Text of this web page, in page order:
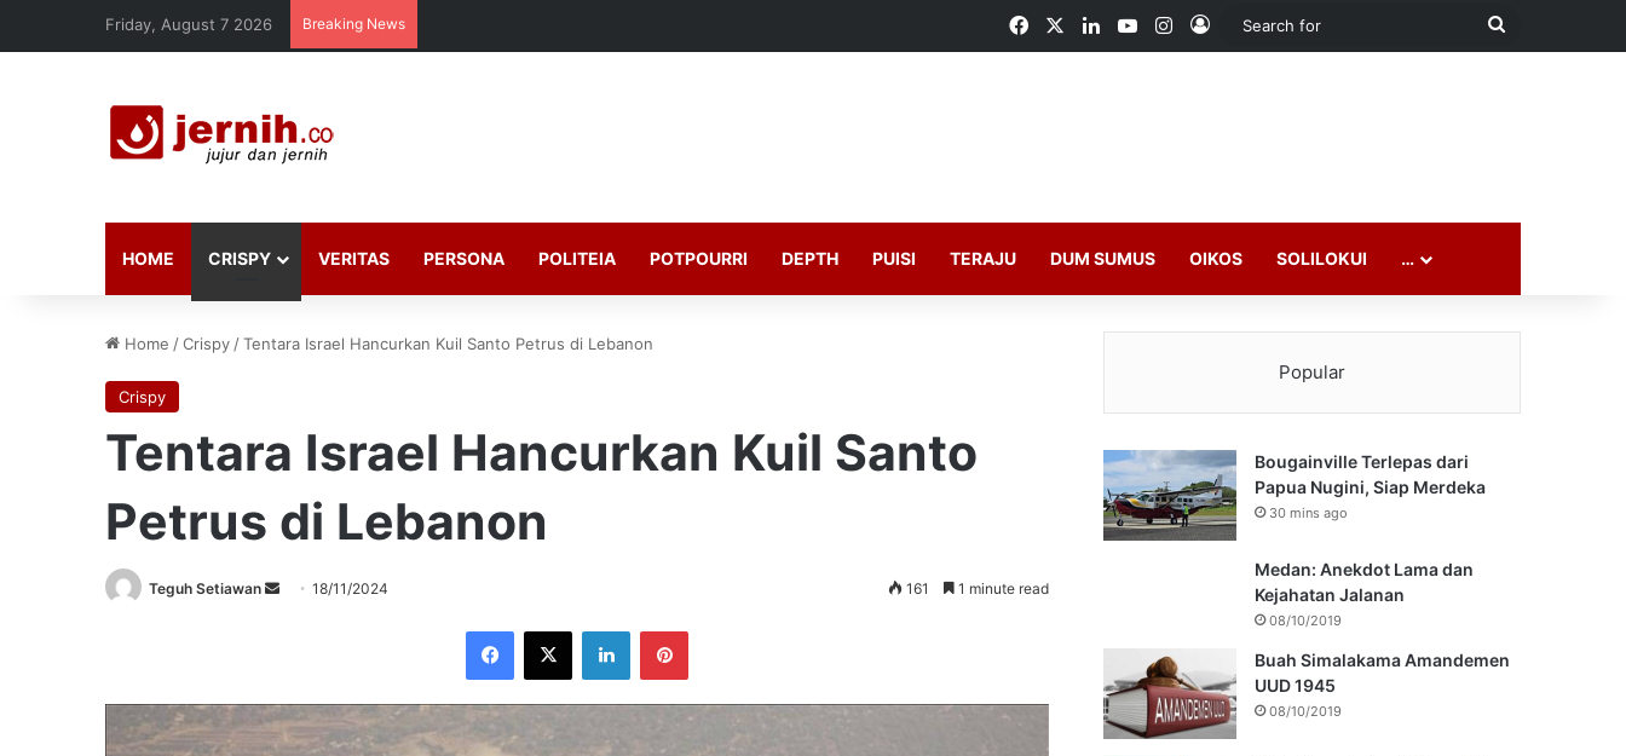
Friday, August 7 2026 Breaking News FacebookLinkedInYouTubeInstagram
Log In
Search
HOME CRISPY VERITAS PERSONA POLITEIA POTPOURRI DEPTH PUISI TERAJU DUM SUMUS OIKOS SOLILOKUI …
Home /Crispy /Tentara Israel Hancurkan Kuil Santo Petrus di Lebanon
Crispy
Tentara Israel Hancurkan Kuil Santo
Petrus di Lebanon
Teguh Setiawan
Send18/11/2024 161 1 minute read
Facebook
X LinkedInPinterest
Popular
Bougainville Terlepas dari
Papua Nugini, Siap Merdeka
30 mins ago
Medan: Anekdot Lama dan
Kejahatan Jalanan
08/10/2019
Buah Simalakama Amandemen
UUD 1945
08/10/2019